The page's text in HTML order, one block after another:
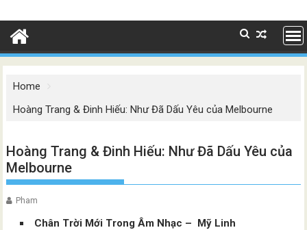
Home
Hoàng Trang & Đinh Hiếu: Như Đã Dấu Yêu của Melbourne
Hoàng Trang & Đinh Hiếu: Như Đã Dấu Yêu của
Melbourne
Pham
Chân Trời Mới Trong Âm Nhạc – Mỹ Linh